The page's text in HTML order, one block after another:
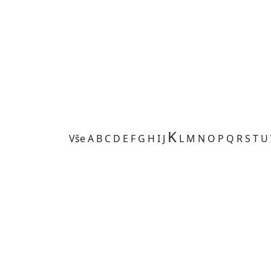
VšeA B C D E F G H I J K L M N O P Q RS T U